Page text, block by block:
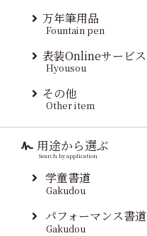
万年筆用品
Fountain pen
表装Onlineサービス
Hyousou
その他
Other item
用途から選ぶ
Search by application
学童書道
Gakudou
パフォーマンス書道
Gakudou